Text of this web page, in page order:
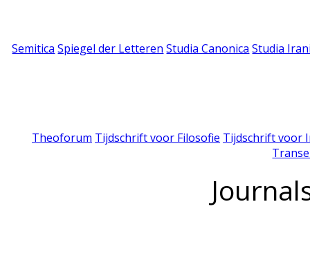
Semitica Spiegel der Letteren Studia Canonica Studia
Theoforum Tijdschrift voor Filosofie Tijdschrift voor